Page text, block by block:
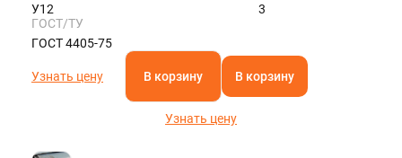
У12
3
ГОСТ/ТУ
ГОСТ 4405-75
Узнать цену В корзину В корзину
Узнать цену